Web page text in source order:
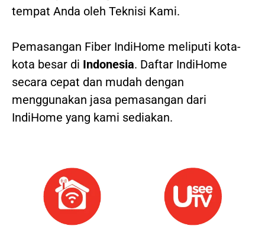
tempat Anda oleh Teknisi Kami.
Pemasangan Fiber IndiHome meliputi kota-
kota besar di Indonesia. Daftar IndiHome
secara cepat dan mudah dengan
menggunakan jasa pemasangan dari
IndiHome yang kami sediakan.